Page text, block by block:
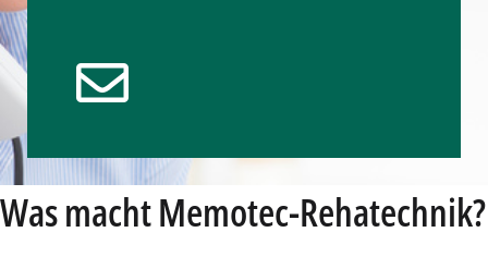
Was macht Memotec-Rehatechnik?